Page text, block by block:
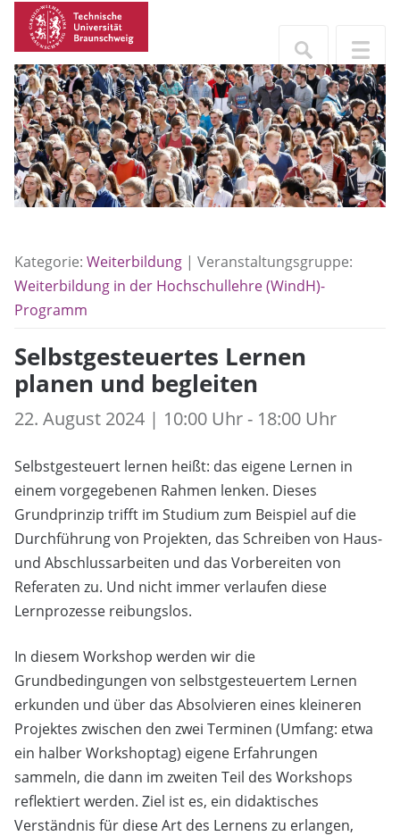
Kategorie: Weiterbildung | Veranstaltungsgruppe:
Weiterbildung in der Hochschullehre (WindH)-
Programm
Selbstgesteuertes Lernen
planen und begleiten
22. August 2024 | 10:00 Uhr - 18:00 Uhr
Selbstgesteuert lernen heißt: das eigene Lernen in
einem vorgegebenen Rahmen lenken. Dieses
Grundprinzip trifft im Studium zum Beispiel auf die
Durchführung von Projekten, das Schreiben von Haus-
und Abschlussarbeiten und das Vorbereiten von
Referaten zu. Und nicht immer verlaufen diese
Lernprozesse reibungslos.
In diesem Workshop werden wir die
Grundbedingungen von selbstgesteuertem Lernen
erkunden und über das Absolvieren eines kleineren
Projektes zwischen den zwei Terminen (Umfang: etwa
ein halber Workshoptag) eigene Erfahrungen
sammeln, die dann im zweiten Teil des Workshops
reflektiert werden. Ziel ist es, ein didaktisches
Verständnis für diese Art des Lernens zu erlangen,